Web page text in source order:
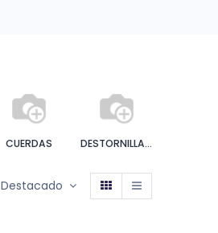
CUERDAS DESTORNILLADORES
Destacado